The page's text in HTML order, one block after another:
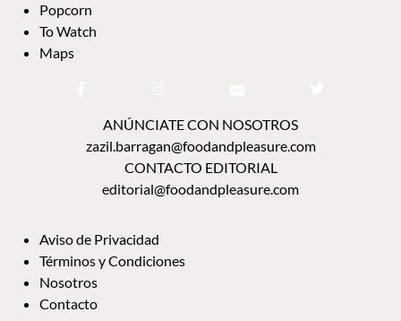
Popcorn
To Watch
Maps
ANÚNCIATE CON NOSOTROS
zazil.barragan@foodandpleasure.com
CONTACTO EDITORIAL
editorial@foodandpleasure.com
Aviso de Privacidad
Términos y Condiciones
Nosotros
Contacto